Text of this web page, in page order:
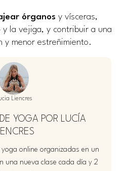
órganos y vísceras,
y la vejiga, y contribuir a una
y menor estreñimiento.
Liencres
YOGA POR LUCÍA
online organizadas en un
una nueva clase cada día y 2